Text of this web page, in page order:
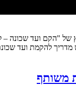
של "הקם ועד שכונה –
מדריך להקמת ועד
משותף